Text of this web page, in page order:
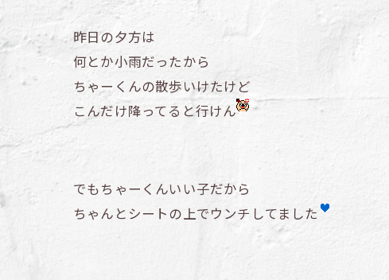
昨日の夕方は
何とか小雨だったから
ちゃーくんの散歩いけたけど
こんだけ降ってると行けん
でもちゃーくんいい子だから
ちゃんとシートの上でウンチしてました